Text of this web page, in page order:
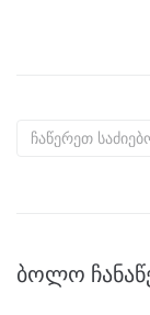
ᲑᲝᲚᲝ